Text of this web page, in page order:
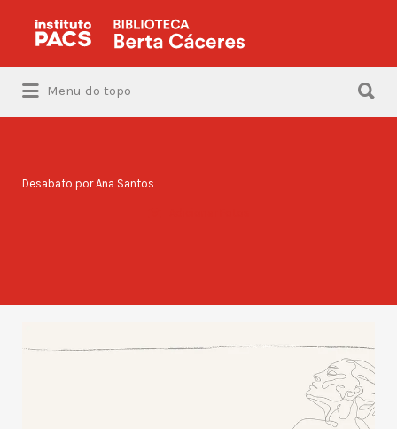
Procurar:
Menu do topo
Desabafo por Ana Santos